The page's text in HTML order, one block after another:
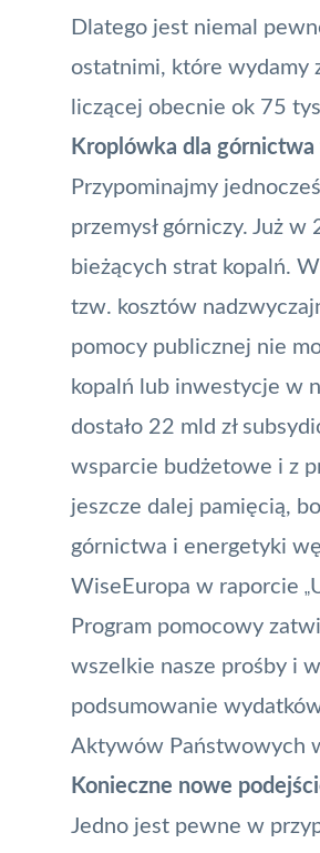
Dlatego jest niemal
ostatnimi, które wydamy
liczącej obecnie ok 75
Kroplówka dla
Przypominajmy
przemysł górniczy. Już
bieżących strat kopalń.
tzw. kosztów
pomocy publicznej nie
kopalń lub inwestycje w
dostało 22 mld zł
wsparcie budżetowe i z
jeszcze dalej pamięcią,
górnictwa i energetyki
WiseEuropa w raporcie „
Program pomocowy
wszelkie nasze prośby i
podsumowanie
Aktywów Państwowych
Konieczne nowe
Jedno jest pewne w